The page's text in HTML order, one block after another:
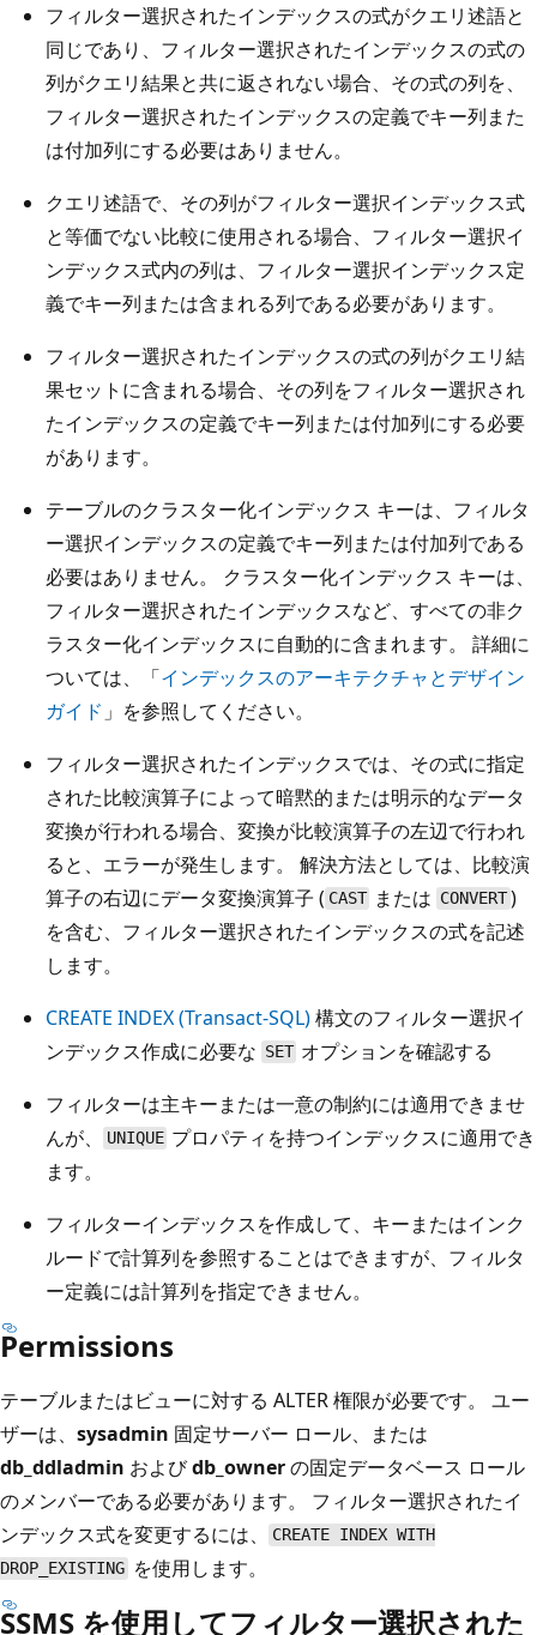
フィルター選択されたインデックスの式がクエリ述語と
同じであり、フィルター選択されたインデックスの式の
列がクエリ結果と共に返されない場合、その式の列を、
フィルター選択されたインデックスの定義でキー列また
は付加列にする必要はありません。
クエリ述語で、その列がフィルター選択インデックス式
と等価でない比較に使用される場合、フィルター選択イ
ンデックス式内の列は、フィルター選択インデックス定
義でキー列または含まれる列である必要があります。
フィルター選択されたインデックスの式の列がクエリ結
果セットに含まれる場合、その列をフィルター選択され
たインデックスの定義でキー列または付加列にする必要
があります。
テーブルのクラスター化インデックス キーは、フィルタ
ー選択インデックスの定義でキー列または付加列である
必要はありません。 クラスター化インデックス キーは、
フィルター選択されたインデックスなど、すべての非ク
ラスター化インデックスに自動的に含まれます。 詳細に
ついては、「インデックスのアーキテクチャとデザイン
ガイド 」を参照してください。
フィルター選択されたインデックスでは、その式に指定
された比較演算子によって暗黙的または明示的なデータ
変換が行われる場合、変換が比較演算子の左辺で行われ
ると、エラーが発生します。 解決方法としては、比較演
算子の右辺にデータ変換演算子 ( CAST または CONVERT)
を含む、フィルター選択されたインデックスの式を記述
します。
CREATE INDEX (Transact-SQL)構文のフィルター選択イ
ンデックス作成に必要な SET オプションを確認する
フィルターは主キーまたは一意の制約には適用できませ
んが、
UNIQUE プロパティを持つインデックスに適用でき
ます。
フィルターインデックスを作成して、キーまたはインク
ルードで計算列を参照することはできますが、フィルタ
ー定義には計算列を指定できません。
Permissions
テーブルまたはビューに対する ALTER 権限が必要です。 ユー
ザーは、 sysadmin 固定サーバー ロール、または
db_ddladmin およびdb_ownerの固定データベース ロール
のメンバーである必要があります。 フィルター選択されたイ
ンデックス式を変更するには、
CREATE INDEX WITH
DROP_EXISTING を使用します。
SSMS を使用してフィルター選択された